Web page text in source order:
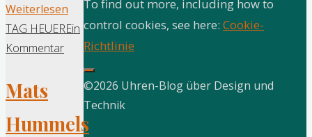
Weiterlesen "TAG
Heuer
auf
der
Überholspur"
TAG HEUEREin
Kommentar
Mats
Hummels
To find out more, including how to
control cookies, see here: Cookie-
Richtlinie
©2026 Uhren-Blog über Design und
Technik